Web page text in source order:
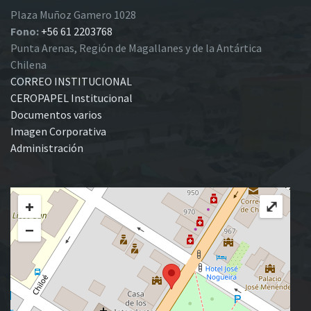
Plaza Muñoz Gamero 1028
Fono: +56 61 2203768
Punta Arenas, Región de Magallanes y de la Antártica
Chilena
CORREO INSTITUCIONAL
CEROPAPEL Institucional
Documentos varios
Imagen Corporativa
Administración
+
−
⤢